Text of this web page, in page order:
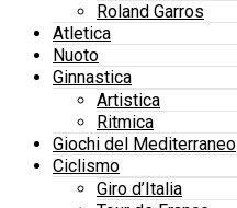
Roland Garros
Atletica
Nuoto
Ginnastica
Artistica
Ritmica
Giochi del Mediterraneo
Ciclismo
Giro d’Italia